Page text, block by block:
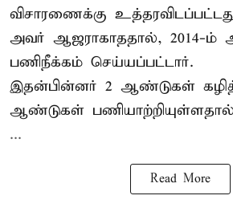
விசாரணைக்கு
அவர் ஆஜராகாததால், 2014-ம்
பணிநீக்கம் செய்யப்பட்டார்.
இதன்பின்னர் 2 ஆண்டுகள்
ஆண்டுகள்
...
Read More